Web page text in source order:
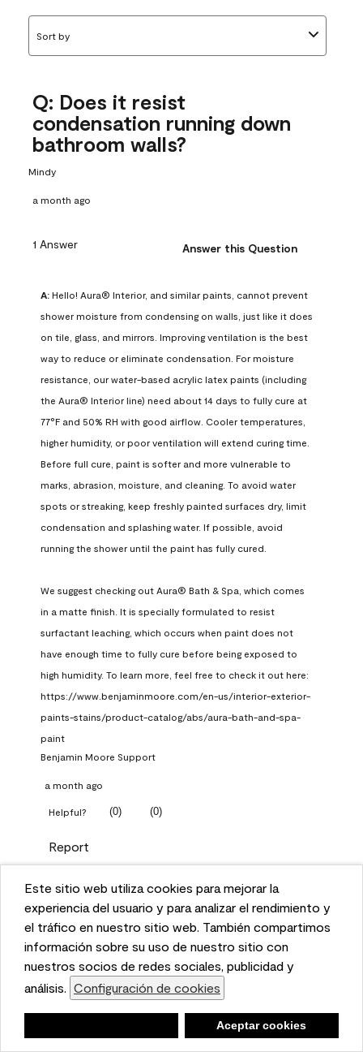
This website uses cookies to enhance user experience
and to analyze performance and traffic on our website.
We also share information about your use of our site
with our social media, advertising, and analytics
partners. Cookie Settings
Accept Cookies
Este sitio web utiliza cookies para mejorar la
experiencia del usuario y para analizar el rendimiento y
el tráfico en nuestro sitio web. También compartimos
información sobre su uso de nuestro sitio con
nuestros socios de redes sociales, publicidad y
análisis. Configuración de cookies
Aceptar cookies
Sort by
Q: Does it resist
condensation running down
bathroom walls?
Mindy
a month ago
1 Answer Answer this Question
A: Hello! Aura® Interior, and similar paints, cannot prevent
shower moisture from condensing on walls, just like it does
on tile, glass, and mirrors. Improving ventilation is the best
way to reduce or eliminate condensation. For moisture
resistance, our water-based acrylic latex paints (including
the Aura® Interior line) need about 14 days to fully cure at
77°F and 50% RH with good airflow. Cooler temperatures,
higher humidity, or poor ventilation will extend curing time.
Before full cure, paint is softer and more vulnerable to
marks, abrasion, moisture, and cleaning. To avoid water
spots or streaking, keep freshly painted surfaces dry, limit
condensation and splashing water. If possible, avoid
running the shower until the paint has fully cured.
We suggest checking out Aura® Bath & Spa, which comes
in a matte finish. It is specially formulated to resist
surfactant leaching, which occurs when paint does not
have enough time to fully cure before being exposed to
high humidity. To learn more, feel free to check it out here:
https://www.benjaminmoore.com/en-us/interior-exterior-
paints-stains/product-catalog/abs/aura-bath-and-spa-
paint
Benjamin Moore Support
a month ago
Helpful? (0) (0)
Report
Q: What Aura paint color
should I use in north facing
entryway?
1 Answer